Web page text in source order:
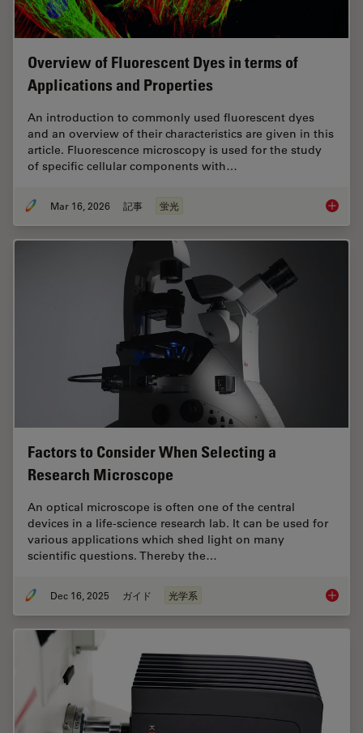
Overview of Fluorescent Dyes in terms of
Applications and Properties
An introduction to commonly used fluorescent dyes
and an overview of their characteristics are given in this
article. Fluorescence microscopy is used for the study
of specific cellular components with…
Mar 16, 2026 記事 蛍光
Factors to Consider When Selecting a
Research Microscope
An optical microscope is often one of the central
devices in a life-science research lab. It can be used for
various applications which shed light on many
scientific questions. Thereby the…
Dec 16, 2025 ガイド 光学系 Factors